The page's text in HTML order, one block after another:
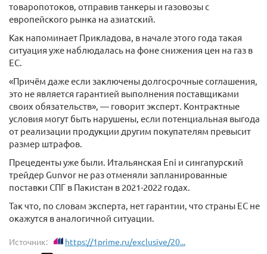
товаропотоков, отправив танкеры и газовозы с
европейского рынка на азиатский.
Как напоминает Прикладова, в начале этого года такая
ситуация уже наблюдалась на фоне снижения цен на газ в
ЕС.
«Причём даже если заключены долгосрочные соглашения,
это не является гарантией выполнения поставщиками
своих обязательств», — говорит эксперт. Контрактные
условия могут быть нарушены, если потенциальная выгода
от реализации продукции другим покупателям превысит
размер штрафов.
Прецеденты уже были. Итальянская Eni и сингапурский
трейдер Gunvor не раз отменяли запланированные
поставки СПГ в Пакистан в 2021-2022 годах.
Так что, по словам эксперта, нет гарантии, что страны ЕС не
окажутся в аналогичной ситуации.
Источник: https://1prime.ru/exclusive/20...